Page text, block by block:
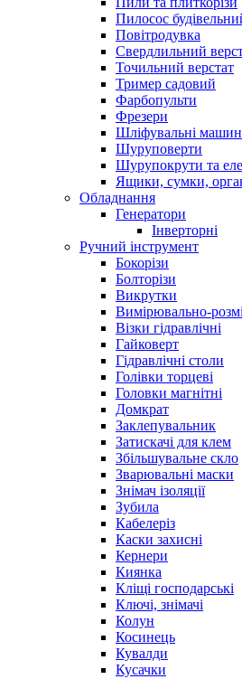
Пилосос
Повітродувка
Свердлильний
Точильний верстат
Тример садовий
Фарбопульти
Фрезери
Шліфувальні
Шуруповерти
Шурупокрути та
Ящики, сумки,
Обладнання
Генератори
Інверторні
Ручний інструмент
Бокорізи
Болторізи
Викрутки
Вимірювально-
Візки гідравлічні
Гайковерт
Гідравлічні столи
Голівки торцеві
Головки магнітні
Домкрат
Заклепувальник
Затискачі для клем
Збільшувальне скло
Зварювальні маски
Знімач ізоляції
Зубила
Кабелеріз
Каски захисні
Кернери
Киянка
Кліщі господарські
Ключі, знімачі
Колун
Косинець
Кувалди
Кусачки